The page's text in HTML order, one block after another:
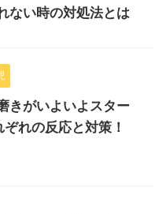
ない時の対処法とは
きがいよいよスター
れの反応と対策！